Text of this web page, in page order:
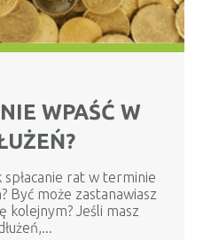
WPAŚĆ W
rat w terminie
Być może zastanawiasz
kolejnym? Jeśli masz